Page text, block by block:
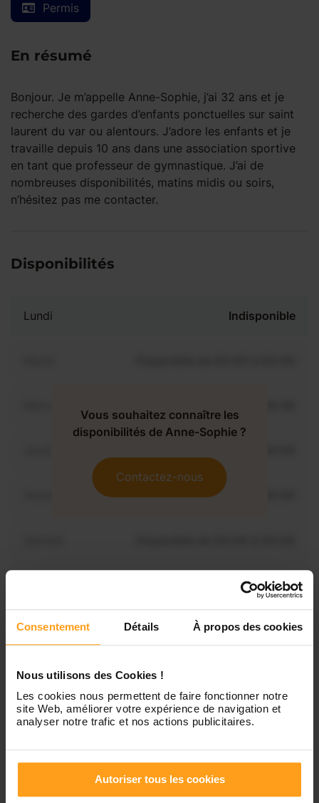
Consentement Détails À propos des cookies
Nous utilisons des Cookies !
Les cookies nous permettent de faire fonctionner notre
site Web, améliorer votre expérience de navigation et
analyser notre trafic et nos actions publicitaires.
Autoriser tous les cookies
Permis
En résumé
Bonjour. Je m’appelle Anne-Sophie, j’ai 32 ans et je
recherche des gardes d’enfants ponctuelles sur saint
laurent du var ou alentours. J’adore les enfants et je
travaille depuis 10 ans dans une association sportive
en tant que professeur de gymnastique. J’ai de
nombreuses disponibilités, matins midis ou soirs,
n’hésitez pas me contacter.
Disponibilités
Lundi Indisponible
Disponible de 00:00 à 00:00
Disponible de 00:00 à 00:00
Vous souhaitez connaître les
disponibilités de Anne-Sophie ?
Contactez-nous
Garde d’enfants
Ces profils pourraient vous intéresser